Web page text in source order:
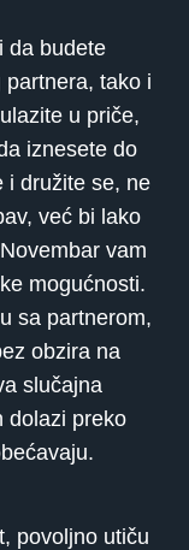
da budete
tako i
u priče,
iznesete do
i družite se, ne
već bi lako
vam
mogućnosti.
sa partnerom,
obzira na
slučajna
dolazi preko
povoljno utiču